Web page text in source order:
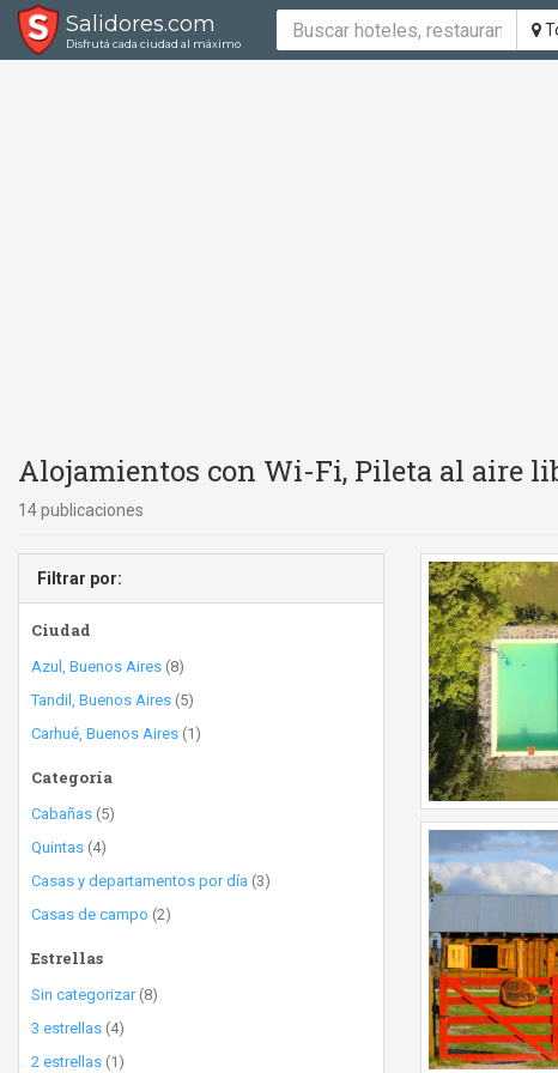
Salidores.com
Disfrutá cada ciudad al máximo
Alojamientos con Wi-Fi, Pileta al aire
14 publicaciones
Filtrar por:
Ciudad
Azul, Buenos Aires (8)
Tandil, Buenos Aires (5)
Carhué, Buenos Aires (1)
Categoría
Cabañas (5)
Quintas (4)
Casas y departamentos por día (3)
Casas de campo (2)
Estrellas
Sin categorizar(8)
3 estrellas (4)
2 estrellas (1)